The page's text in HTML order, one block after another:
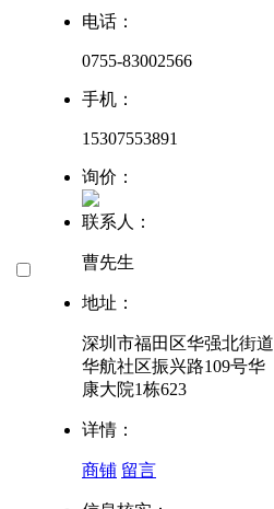
电话：
0755-83002566
手机：
15307553891
询价：
联系人：
曹先生
地址：
深圳市福田区华强北街道
华航社区振兴路109号华
康大院1栋623
详情：
商铺 留言